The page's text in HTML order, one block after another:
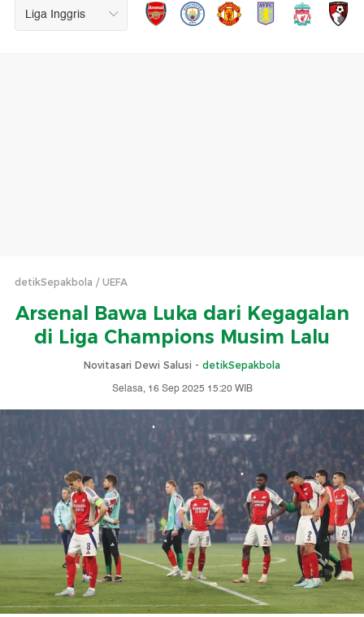
detikSepakbola UEFA
Arsenal Bawa Luka dari Kegagalan
di Liga Champions Musim Lalu
Novitasari Dewi Salusi - detikSepakbola
Selasa, 16 Sep 2025 15:20 WIB